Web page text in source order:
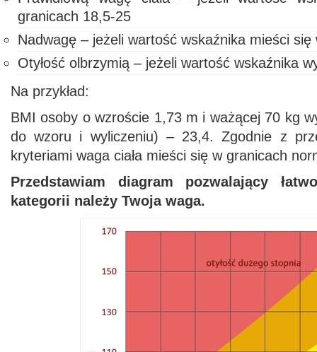
granicach 18,5-25
Nadwagę – jeżeli wartość wskaźnika mieści
Otyłość olbrzymią – jeżeli wartość wskaźnika
Na przykład:
BMI osoby o wzroście 1,73 m i ważącej 70 kg
do wzoru i wyliczeniu) – 23,4. Zgodnie z
kryteriami waga ciała mieści się w granicach
Przedstawiam diagram pozwalający
kategorii należy Twoja waga.